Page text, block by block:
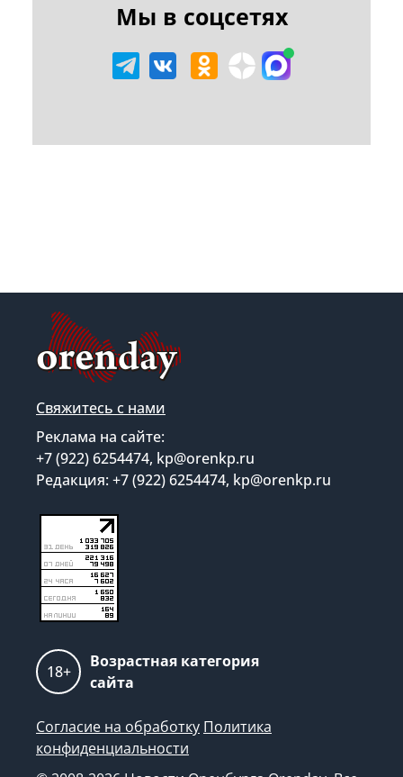
Мы в соцсетях
Свяжитесь с нами
Реклама на сайте:
+7 (922) 6254474, kp@orenkp.ru
Редакция: +7 (922) 6254474, kp@orenkp.ru
18+
Возрастная категория
сайта
Согласие на обработку Политика
конфиденциальности